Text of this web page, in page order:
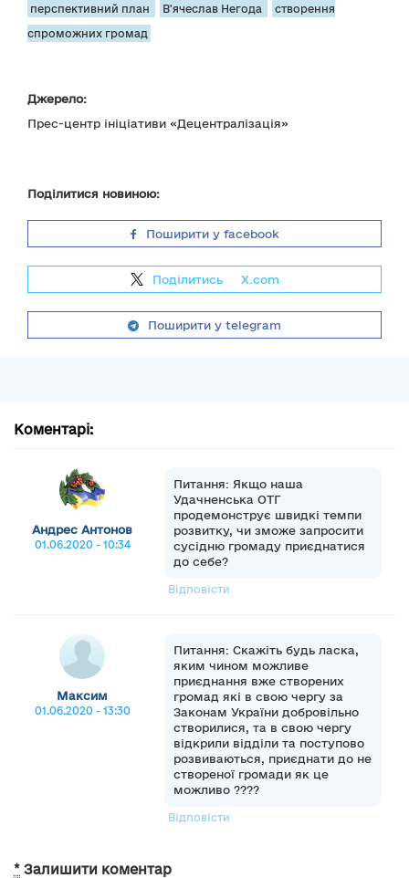
перспективний план В'ячеслав Негода створення
спроможних громад
Джерело:
Прес-центр ініціативи «Децентралізація»
Поділитися новиною:
Поширити у facebook
Поділитись X.com
Поширити у telegram
Коментарі:
Андрес Антонов
01.06.2020 - 10:34
Питання: Якщо наша
Удачненська ОТГ
продемонструє швидкі темпи
розвитку, чи зможе запросити
сусідню громаду приєднатися
до себе?
Відповісти
Максим
01.06.2020 - 13:30
Питання: Скажіть будь ласка,
яким чином можливе
приєднання вже створених
громад які в свою чергу за
Законам України добровільно
створилися, та в свою чергу
відкрили відділи та поступово
розвиваються, приєднати до не
створеної громади як це
можливо ????
Відповісти
* Залишити коментар